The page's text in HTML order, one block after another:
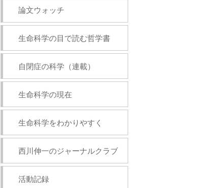
論文ウォッチ
生命科学の目で読む哲学書
自閉症の科学（連載）
生命科学の現在
生命科学をわかりやすく
西川伸一のジャーナルクラブ
活動記録